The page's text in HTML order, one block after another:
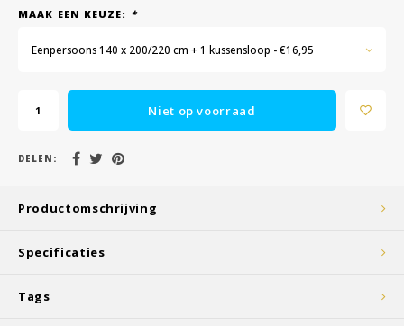
MAAK EEN KEUZE: *
Eenpersoons 140 x 200/220 cm + 1 kussensloop - €16,95
Niet op voorraad
DELEN:
Productomschrijving
Specificaties
Tags